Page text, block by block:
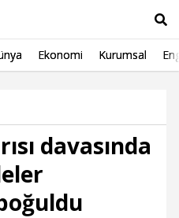
Ekonomi Kurumsal
davasında